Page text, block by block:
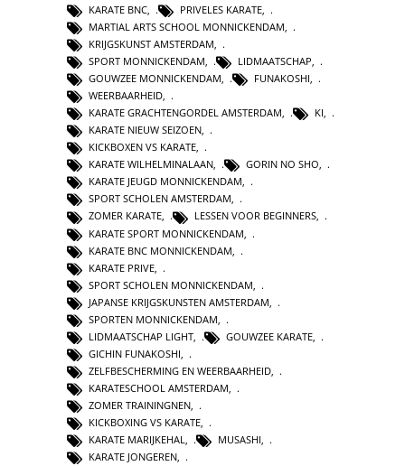
KARATE BNC
PRIVELES KARATE
MARTIAL ARTS SCHOOL MONNICKENDAM
KRIJGSKUNST AMSTERDAM
SPORT MONNICKENDAM
LIDMAATSCHAP
GOUWZEE MONNICKENDAM
FUNAKOSHI
WEERBAARHEID,
KARATE GRACHTENGORDEL AMSTERDAM, KI,
KARATE NIEUW SEIZOEN,
KICKBOXEN VS KARATE,
KARATE WILHELMINALAAN, GORIN NO SHO,
KARATE JEUGD MONNICKENDAM,
SPORT SCHOLEN AMSTERDAM,
ZOMER KARATE, LESSEN VOOR BEGINNERS,
KARATE SPORT MONNICKENDAM
KARATE BNC MONNICKENDAM
KARATE PRIVE
SPORT SCHOLEN MONNICKENDAM
JAPANSE KRIJGSKUNSTEN AMSTERDAM
SPORTEN MONNICKENDAM
LIDMAATSCHAP LIGHT
GOUWZEE KARATE
GICHIN FUNAKOSHI
ZELFBESCHERMING EN WEERBAARHEID,
KARATESCHOOL AMSTERDAM,
ZOMER TRAININGNEN,
KICKBOXING VS KARATE,
KARATE MARIJKEHAL, MUSASHI,
KARATE JONGEREN,